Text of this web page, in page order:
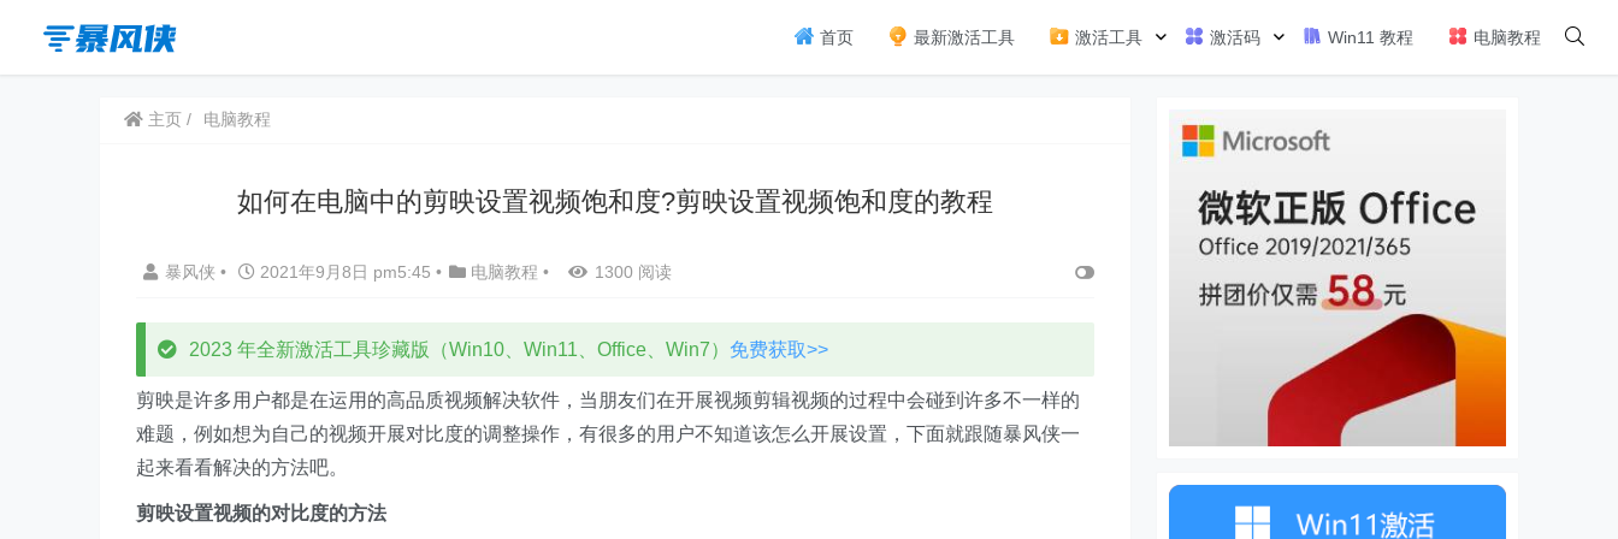
首页 最新激活工具 激活工具 激活码 Win11 教程 电脑教程
主页 电脑教程
如何在电脑中的剪映设置视频饱和度?剪映设置视频饱和度的教程
暴风侠 • 2021年9月8日 pm5:45 • 电脑教程 • 1300 阅读
2023 年全新激活工具珍藏版（Win10、Win11、Office、Win7） 免费获取>>
剪映是许多用户都是在运用的高品质视频解决软件，当朋友们在开展视频剪辑视频的过程中会碰到许多不一样的
难题，例如想为自己的视频开展对比度的调整操作，有很多的用户不知道该怎么开展设置，下面就跟随暴风侠一
起来看看解决的方法吧。
剪映设置视频的对比度的方法